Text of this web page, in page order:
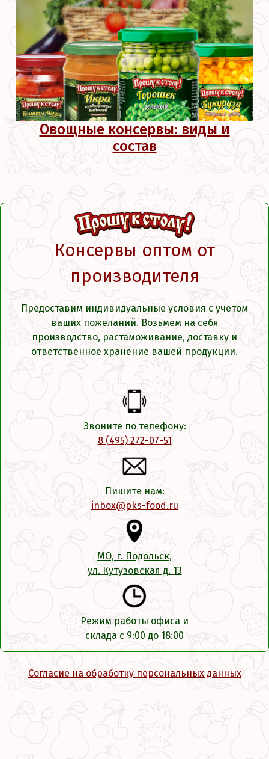
Овощные консервы: виды и
состав
Консервы оптом от
производителя
Предоставим индивидуальные условия с учетом
ваших пожеланий. Возьмем на себя
производство, растаможивание, доставку и
ответственное хранение вашей продукции.
Звоните по телефону:
8 (495) 272-07-51
Пишите нам:
inbox@pks-food.ru
МО, г. Подольск,
ул. Кутузовская д. 13
Режим работы офиса и
склада с 9:00 до 18:00
Согласие на обработку персональных данных